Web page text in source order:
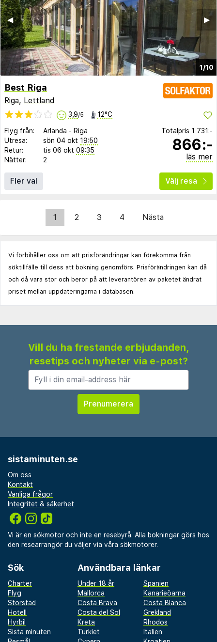
1/10
▶︎
◀︎
Best Riga
Riga, Lettland
3,9/5 12°C
Flyg från: Arlanda - Riga
Utresa:
sön 04 okt 19:50
Retur:
tis 06 okt 09:35
Nätter:
2
Totalpris 1 731:-
866:-
läs mer
Fler val Välj resa
1 2 3 4 Nästa
Vi förbihåller oss om att prisförändringar kan förekomma från
söktillfälle till dess att bokning genomförs. Prisförändringen kan då
och då vara stor och beror på att leverantören av paketet ändrat
priset mellan uppdateringarna i databasen.
Vill du ha frestande erbjudanden,
resetips och nyheter via e-post?
sistaminuten.se
Om oss
Kontakt
Vanliga frågor
Integritet & säkerhet
Vi är en sökmotor och inte en resebyrå. Alla bokningar görs hos
den researrangör du väljer via våra sökmotorer.
Sök
Charter
Flyg
Storstad
Hotell
Hyrbil
Sista minuten
Användbara länkar
Under 18 år
Spanien
Mallorca
Kanarieöarna
Costa Brava
Costa Blanca
Costa del Sol
Grekland
Kreta
Rhodos
Turkiet
Italien